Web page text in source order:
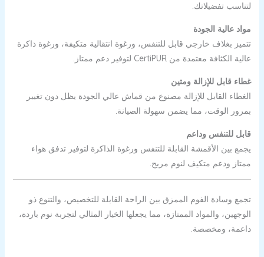
لتناسب تفضيلاتك.
مواد عالية الجودة
تتميز بغلاف خارجي قابل للتنفس، ورغوة انتقالية متكيفة، ورغوة ذاكرة
عالية الكثافة معتمدة من CertiPUR لتوفير دعم ممتاز.
غطاء قابل للإزالة ومتين
الغطاء القابل للإزالة مصنوع من قماش عالي الجودة يظل دون تغيير
بمرور الوقت، مما يضمن سهولة الصيانة.
قابل للتنفس وداعم
يجمع بين الأقمشة القابلة للتنفس ورغوة الذاكرة لتوفير تدفق هواء
ممتاز ودعم متكيف لنوم مريح.
تجمع وسادة الفوم الممزق بين الراحة القابلة للتخصيص، والتنوع ذو
الوجهين، والمواد الممتازة، مما يجعلها الخيار المثالي لتجربة نوم باردة،
داعمة، ومخصصة.